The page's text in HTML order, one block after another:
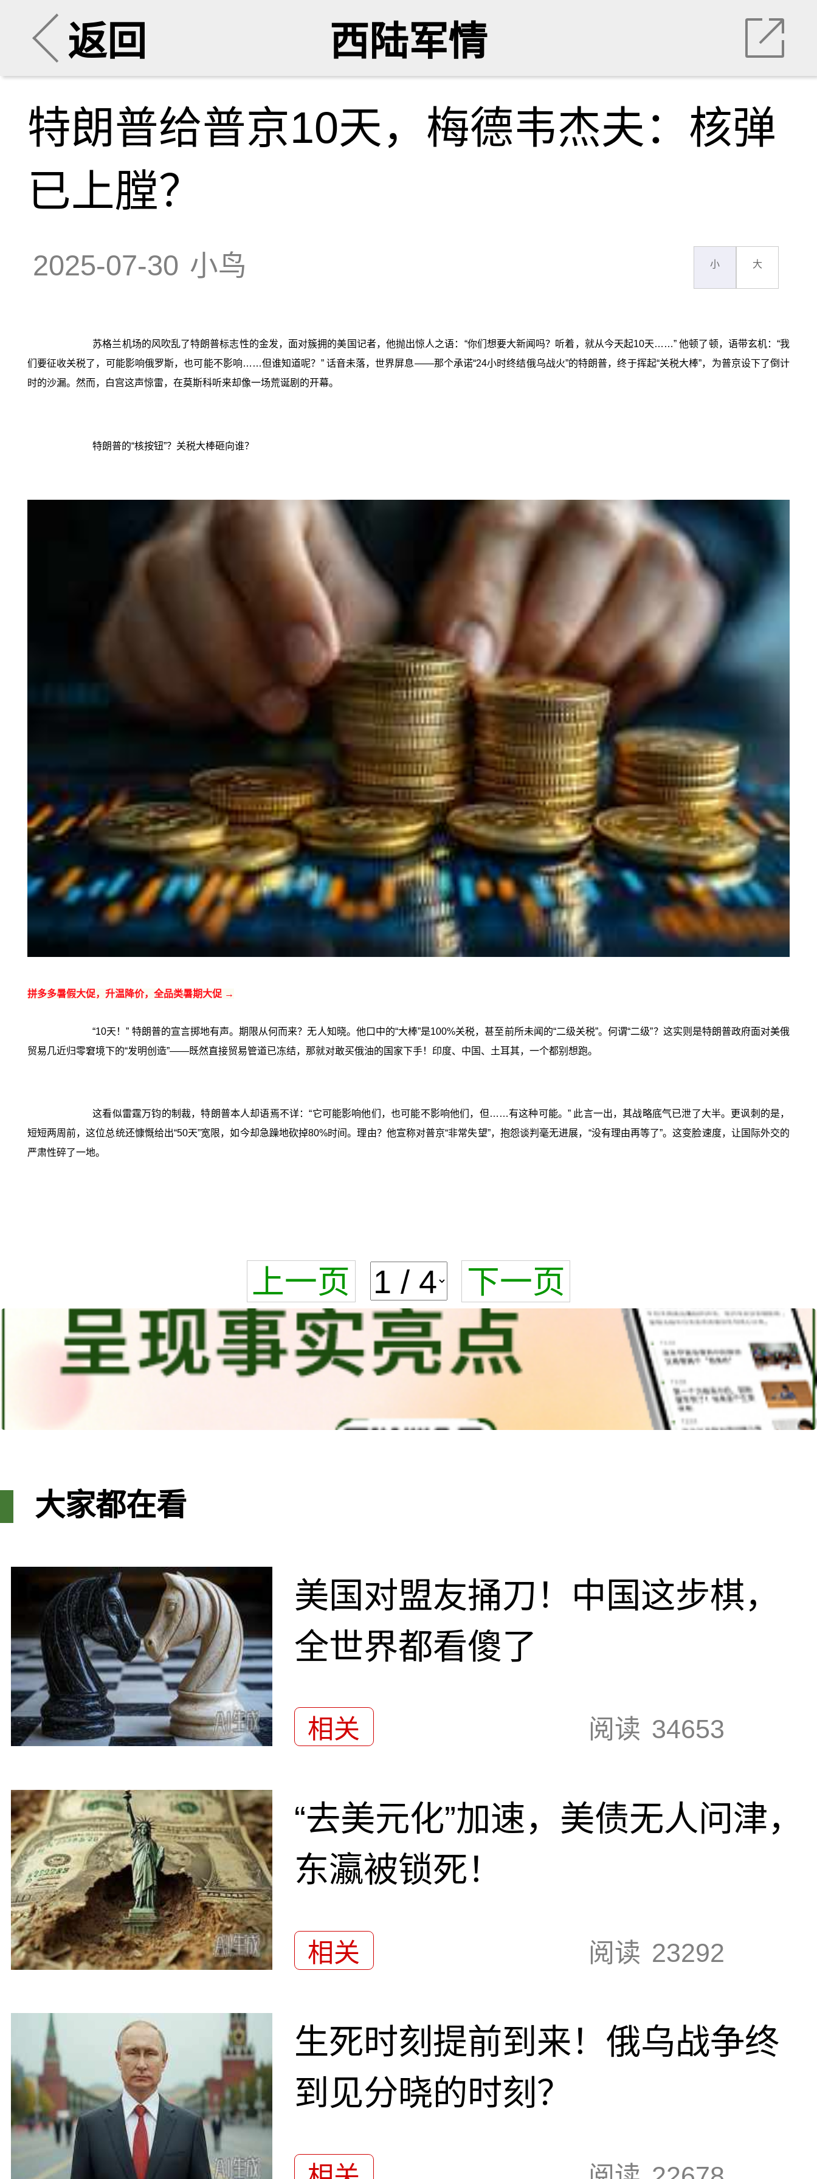
返回 西陆军情
特朗普给普京10天，梅德韦杰夫：核弹
已上膛？
2025-07-30 小鸟 小 大
苏格兰机场的风吹乱了特朗普标志性的金发，面对簇拥的美国记者，他抛出惊人之语：“你们想要大新闻吗？听着，就从今天起10天……” 他顿了顿，语带玄机：“我
们要征收关税了，可能影响俄罗斯，也可能不影响……但谁知道呢？” 话音未落，世界屏息——那个承诺“24小时终结俄乌战火”的特朗普，终于挥起“关税大棒”，为普京设下了倒计
时的沙漏。然而，白宫这声惊雷，在莫斯科听来却像一场荒诞剧的开幕。
特朗普的“核按钮”？关税大棒砸向谁？
拼多多暑假大促，升温降价，全品类暑期大促 →
“10天！” 特朗普的宣言掷地有声。期限从何而来？无人知晓。他口中的“大棒”是100%关税，甚至前所未闻的“二级关税”。何谓“二级”？这实则是特朗普政府面对美俄
贸易几近归零窘境下的“发明创造”——既然直接贸易管道已冻结，那就对敢买俄油的国家下手！印度、中国、土耳其，一个都别想跑。
这看似雷霆万钧的制裁，特朗普本人却语焉不详：“它可能影响他们，也可能不影响他们，但……有这种可能。” 此言一出，其战略底气已泄了大半。更讽刺的是，
短短两周前，这位总统还慷慨给出“50天”宽限，如今却急躁地砍掉80%时间。理由？他宣称对普京“非常失望”，抱怨谈判毫无进展，“没有理由再等了”。这变脸速度，让国际外交的
严肃性碎了一地。
上一页 下一页
大家都在看
美国对盟友捅刀！中国这步棋，
全世界都看傻了
相关 阅读 34653
“去美元化”加速，美债无人问津，
东瀛被锁死！
相关 阅读 23292
生死时刻提前到来！俄乌战争终
到见分晓的时刻？